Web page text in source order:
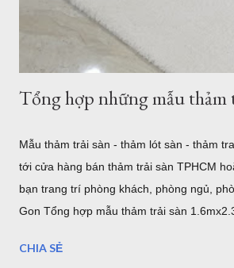
Tổng hợp những mẫu thảm
Mẫu thảm trải sàn - thảm lót sàn - thảm
tới cửa hàng bán thảm trải sàn TPHCM
bạn trang trí phòng khách, phòng ngủ,
Gon Tổng hợp mẫu thảm trải sàn
thảm Thổ Nhĩ Kỳ với kho hàng - cửa
CHIA SẺ